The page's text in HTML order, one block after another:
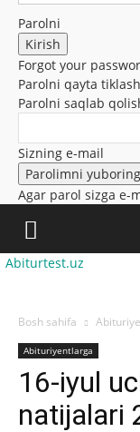
Parolni
Forgot your
Parolni qayta tiklash
Parolni saqlab
Sizning e-mail
Agar parol sizga
Abiturtest.uz
Bosh sahifa
Abituriyentlarga
16-iyul
natijalari